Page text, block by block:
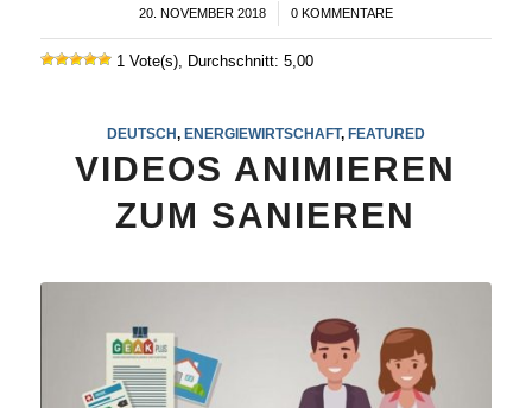
20. NOVEMBER 2018
/ 0 KOMMENTARE
1 Vote(s), Durchschnitt: 5,00
DEUTSCH, ENERGIEWIRTSCHAFT, FEATURED
VIDEOS ANIMIEREN
ZUM SANIEREN